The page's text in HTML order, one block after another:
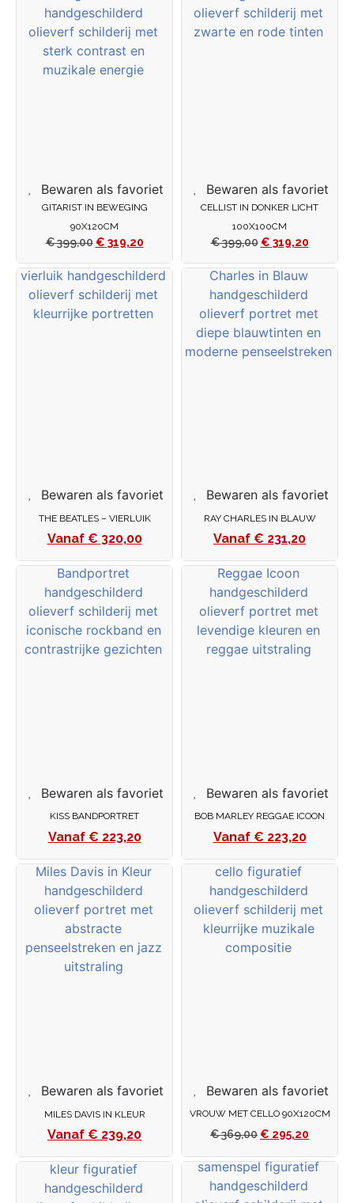
Bewaren als favoriet
GITARIST IN BEWEGING
90X120CM
€399,00 € 319,20
Bewaren als favoriet
CELLIST IN DONKER LICHT
100X100CM
€399,00 € 319,20
Bewaren als favoriet
THE BEATLES – VIERLUIK
€ 320,00
Bewaren als favoriet
RAY CHARLES IN BLAUW
€ 231,20
Bewaren als favoriet
KISS BANDPORTRET
€ 223,20
Bewaren als favoriet
BOB MARLEY REGGAE ICOON
€ 223,20
Bewaren als favoriet
MILES DAVIS IN KLEUR
€ 239,20
Bewaren als favoriet
VROUW MET CELLO 90X120CM
€369,00 € 295,20